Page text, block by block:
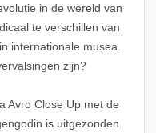
in de wereld van
te verschillen van
internationale musea.
zijn?
Avro Close Up met de
is uitgezonden